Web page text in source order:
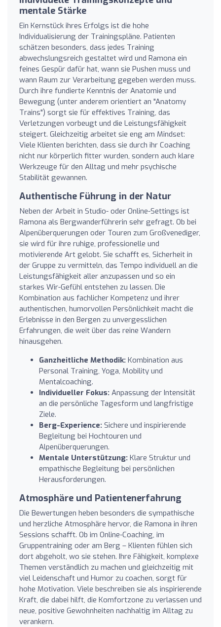
mentale Stärke
Ein Kernstück ihres Erfolgs ist die hohe
Individualisierung der Trainingspläne. Patienten
schätzen besonders, dass jedes Training
abwechslungsreich gestaltet wird und Ramona ein
feines Gespür dafür hat, wann sie Pushen muss und
wann Raum zur Verarbeitung gegeben werden muss.
Durch ihre fundierte Kenntnis der Anatomie und
Bewegung (unter anderem orientiert an "Anatomy
Trains") sorgt sie für effektives Training, das
Verletzungen vorbeugt und die Leistungsfähigkeit
steigert. Gleichzeitig arbeitet sie eng am Mindset:
Viele Klienten berichten, dass sie durch ihr Coaching
nicht nur körperlich fitter wurden, sondern auch klare
Werkzeuge für den Alltag und mehr psychische
Stabilität gewannen.
Authentische Führung in der Natur
Neben der Arbeit in Studio- oder Online-Settings ist
Ramona als Bergwanderführerin sehr gefragt. Ob bei
Alpenüberquerungen oder Touren zum Großvenediger,
sie wird für ihre ruhige, professionelle und
motivierende Art gelobt. Sie schafft es, Sicherheit in
der Gruppe zu vermitteln, das Tempo individuell an die
Leistungsfähigkeit aller anzupassen und so ein
starkes Wir-Gefühl entstehen zu lassen. Die
Kombination aus fachlicher Kompetenz und ihrer
authentischen, humorvollen Persönlichkeit macht die
Erlebnisse in den Bergen zu unvergesslichen
Erfahrungen, die weit über das reine Wandern
hinausgehen.
Ganzheitliche Methodik: Kombination aus
Personal Training, Yoga, Mobility und
Mentalcoaching.
Individueller Fokus: Anpassung der Intensität
an die persönliche Tagesform und langfristige
Ziele.
Berg-Experience: Sichere und inspirierende
Begleitung bei Hochtouren und
Alpenüberquerungen.
Mentale Unterstützung: Klare Struktur und
empathische Begleitung bei persönlichen
Herausforderungen.
Atmosphäre und Patientenerfahrung
Die Bewertungen heben besonders die sympathische
und herzliche Atmosphäre hervor, die Ramona in ihren
Sessions schafft. Ob im Online-Coaching, im
Gruppentraining oder am Berg – Klienten fühlen sich
dort abgeholt, wo sie stehen. Ihre Fähigkeit, komplexe
Themen verständlich zu machen und gleichzeitig mit
viel Leidenschaft und Humor zu coachen, sorgt für
hohe Motivation. Viele beschreiben sie als inspirierende
Kraft, die dabei hilft, die Komfortzone zu verlassen und
neue, positive Gewohnheiten nachhaltig im Alltag zu
verankern.